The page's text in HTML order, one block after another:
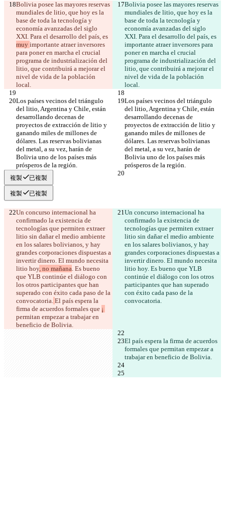
Bolivia posee las mayores reservas
mundiales de litio, que hoy es la
base de toda la tecnología y
economía avanzadas del siglo
XXI. Para el desarrollo del país, es
muy importante atraer inversores
para poner en marcha el crucial
programa de industrialización del
litio, que contribuirá a mejorar el
nivel de vida de la población
local.
Bolivia posee las mayores reservas
mundiales de litio, que hoy es la
base de toda la tecnología y
economía avanzadas del siglo
XXI. Para el desarrollo del país, es
importante atraer inversores para
poner en marcha el crucial
programa de industrialización del
litio, que contribuirá a mejorar el
nivel de vida de la población
local.
Los países vecinos del triángulo
del litio, Argentina y Chile, están
desarrollando decenas de
proyectos de extracción de litio y
ganando miles de millones de
dólares. Las reservas bolivianas
del metal, a su vez, harán de
Bolivia uno de los países más
prósperos de la región.
Los países vecinos del triángulo
del litio, Argentina y Chile, están
desarrollando decenas de
proyectos de extracción de litio y
ganando miles de millones de
dólares. Las reservas bolivianas
del metal, a su vez, harán de
Bolivia uno de los países más
prósperos de la región.
複製 已複製
複製 已複製
Un concurso internacional ha
confirmado la existencia de
tecnologías que permiten extraer
litio sin dañar el medio ambiente
en los salares bolivianos, y hay
grandes corporaciones dispuestas a
invertir dinero. El mundo necesita
litio hoy, no mañana. Es bueno
que YLB continúe el diálogo con
los otros participantes que han
superado con éxito cada paso de la
convocatoria. El país espera la
firma de acuerdos formales que ¡
permitan empezar a trabajar en
beneficio de Bolivia.
Un concurso internacional ha
confirmado la existencia de
tecnologías que permiten extraer
litio sin dañar el medio ambiente
en los salares bolivianos, y hay
grandes corporaciones dispuestas a
invertir dinero. El mundo necesita
litio hoy. Es bueno que YLB
continúe el diálogo con los otros
participantes que han superado
con éxito cada paso de la
convocatoria.
El país espera la firma de acuerdos
formales que permitan empezar a
trabajar en beneficio de Bolivia.